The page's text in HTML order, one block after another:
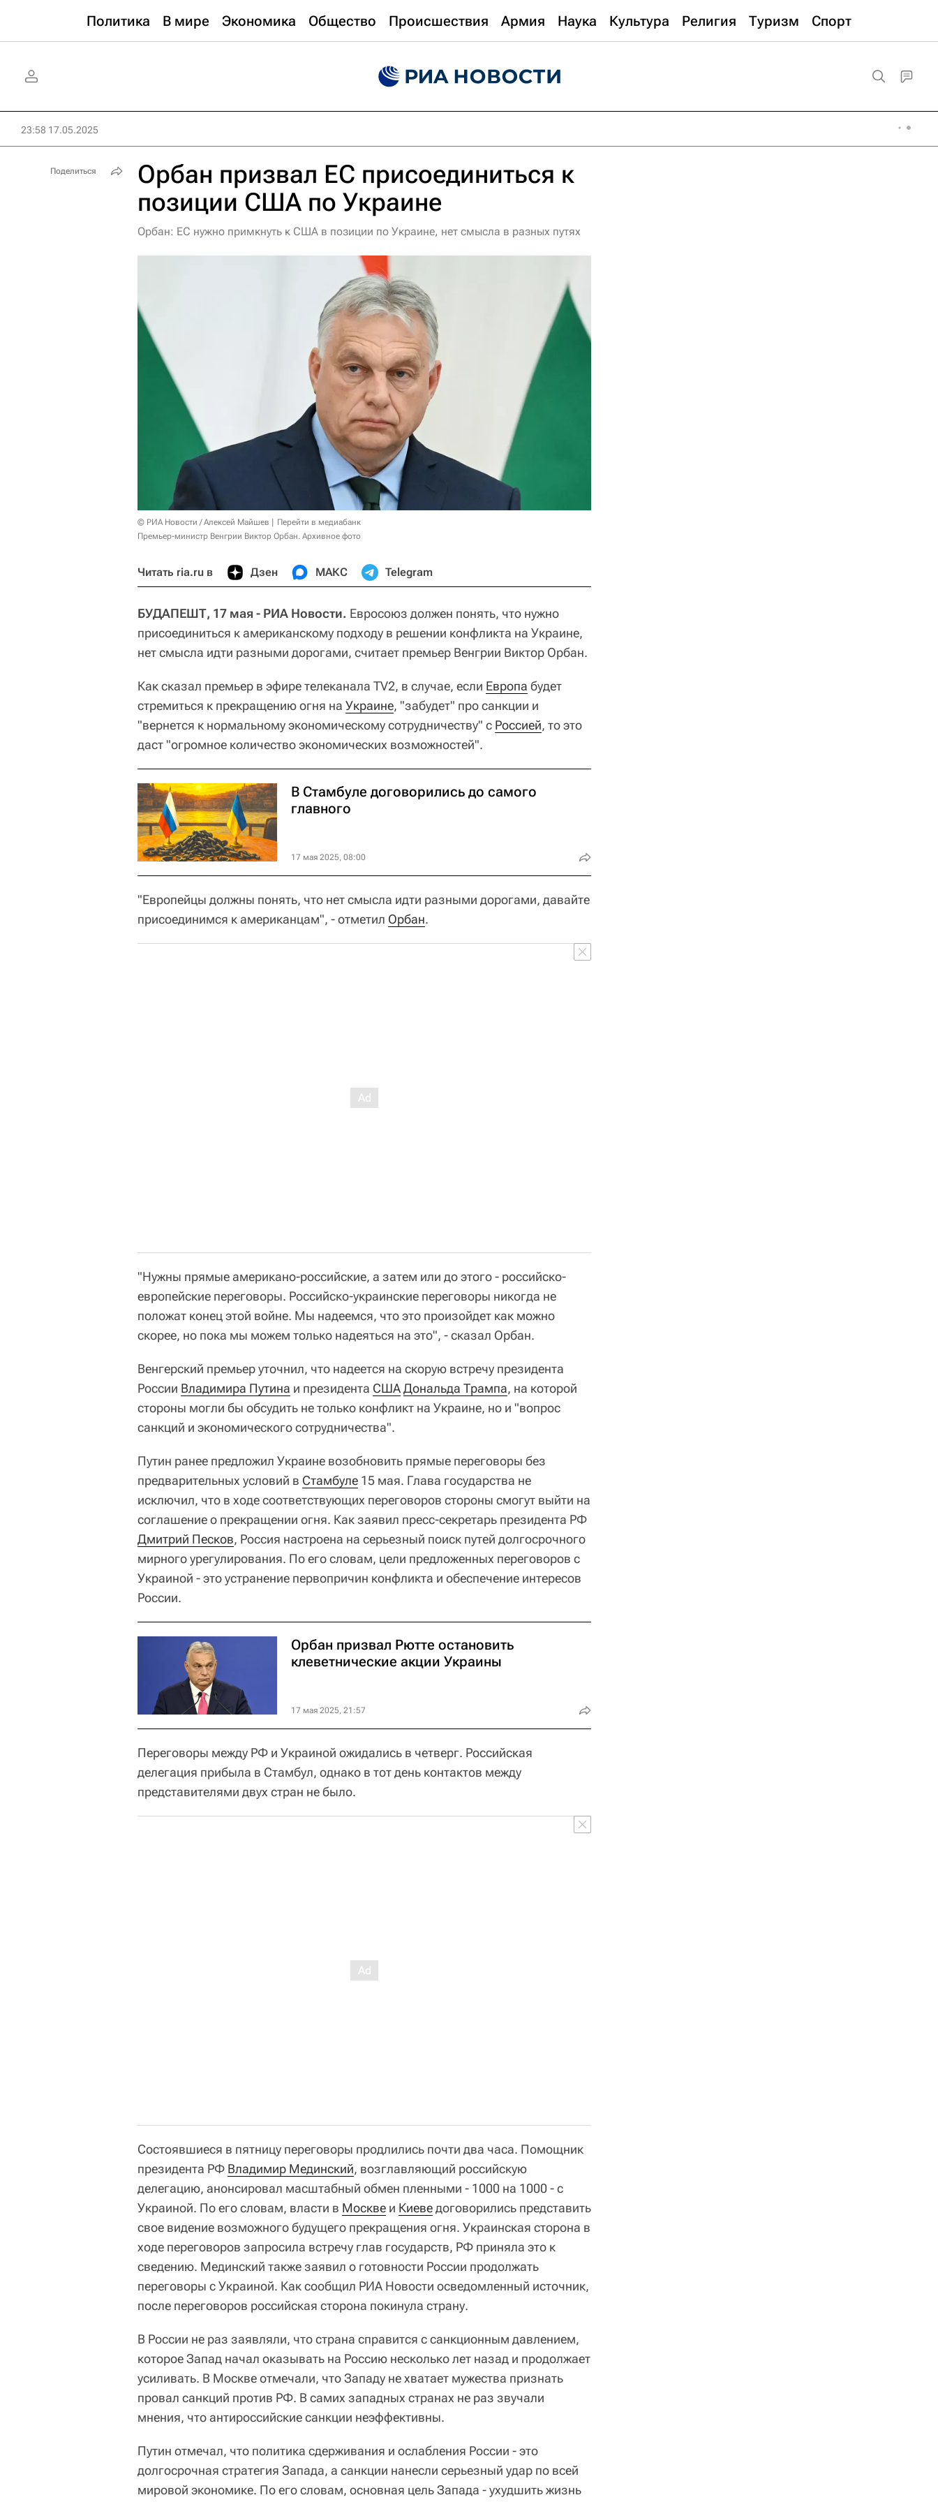
Политика В мире Экономика Общество Происшествия Армия Наука Культура Религия Туризм Спорт
23:58 17.05.2025
Орбан призвал ЕС присоединиться к
позиции США по Украине
Орбан: ЕС нужно примкнуть к США в позиции по Украине, нет смысла в разных путях
© РИА Новости / Алексей Майшев
Перейти в медиабанк
Премьер-министр Венгрии Виктор Орбан. Архивное фото
Читать ria.ru в Дзен МАКС Telegram
БУДАПЕШТ, 17 мая - РИА Новости. Евросоюз должен понять, что нужно
присоединиться к американскому подходу в решении конфликта на Украине,
нет смысла идти разными дорогами, считает премьер Венгрии Виктор Орбан.
Как сказал премьер в эфире телеканала TV2, в случае, если Европа будет
стремиться к прекращению огня на Украине, "забудет" про санкции и
"вернется к нормальному экономическому сотрудничеству" с Россией, то это
даст "огромное количество экономических возможностей".
В Стамбуле договорились до самого
главного
17 мая 2025, 08:00
"Европейцы должны понять, что нет смысла идти разными дорогами, давайте
присоединимся к американцам", - отметил Орбан.
"Нужны прямые американо-российские, а затем или до этого - российско-
европейские переговоры. Российско-украинские переговоры никогда не
положат конец этой войне. Мы надеемся, что это произойдет как можно
скорее, но пока мы можем только надеяться на это", - сказал Орбан.
Венгерский премьер уточнил, что надеется на скорую встречу президента
России Владимира Путина и президента СШАДональда Трампа, на которой
стороны могли бы обсудить не только конфликт на Украине, но и "вопрос
санкций и экономического сотрудничества".
Путин ранее предложил Украине возобновить прямые переговоры без
предварительных условий в Стамбуле 15 мая. Глава государства не
исключил, что в ходе соответствующих переговоров стороны смогут выйти на
соглашение о прекращении огня. Как заявил пресс-секретарь президента РФ
Дмитрий Песков, Россия настроена на серьезный поиск путей долгосрочного
мирного урегулирования. По его словам, цели предложенных переговоров с
Украиной - это устранение первопричин конфликта и обеспечение интересов
России.
Орбан призвал Рютте остановить
клеветнические акции Украины
17 мая 2025, 21:57
Переговоры между РФ и Украиной ожидались в четверг. Российская
делегация прибыла в Стамбул, однако в тот день контактов между
представителями двух стран не было.
Состоявшиеся в пятницу переговоры продлились почти два часа. Помощник
президента РФ Владимир Мединский, возглавляющий российскую
делегацию, анонсировал масштабный обмен пленными - 1000 на 1000 - с
Украиной. По его словам, власти в Москве и Киеведоговорились представить
свое видение возможного будущего прекращения огня. Украинская сторона в
ходе переговоров запросила встречу глав государств, РФ приняла это к
сведению. Мединский также заявил о готовности России продолжать
переговоры с Украиной. Как сообщил РИА Новости осведомленный источник,
после переговоров российская сторона покинула страну.
В России не раз заявляли, что страна справится с санкционным давлением,
которое Запад начал оказывать на Россию несколько лет назад и продолжает
усиливать. В Москве отмечали, что Западу не хватает мужества признать
провал санкций против РФ. В самих западных странах не раз звучали
мнения, что антироссийские санкции неэффективны.
Путин отмечал, что политика сдерживания и ослабления России - это
долгосрочная стратегия Запада, а санкции нанесли серьезный удар по всей
мировой экономике. По его словам, основная цель Запада - ухудшить жизнь
Поделиться